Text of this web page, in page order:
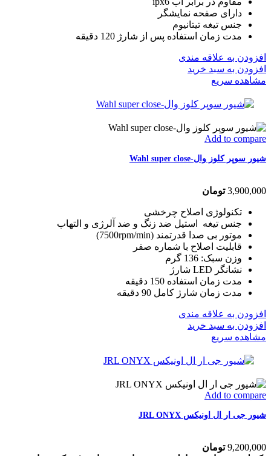
دارای صفحه نمایشگر
جنس تیغه تیتانیوم
مدت زمان استفاده پس از شارژ 120 دقیقه
افزودن به علاقه مندی
افزودن به سبد خرید
مشاهده سریع
Add to compare
شیور سوپر کلوز وال-Wahl super close
3,900,000 تومان
تکنولوژی اصلاح چرخشی
جنس تیغه استیل ضد زنگ و ضد آلرژی و التهاب
موتور بی صدا قدرتمند (7500rpm/min)
قابلیت اصلاح با شماره صفر
وزن سبک: 136 گرم
نشانگر LED شارژ
مدت زمان استفاده 150 دقیقه
مدت زمان شارژ کامل 90 دقیقه
افزودن به علاقه مندی
افزودن به سبد خرید
مشاهده سریع
Add to compare
شیور جی ار ال اونیکس JRL ONYX
9,200,000 تومان